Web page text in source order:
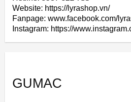
Website: https://lyrashop.vn/
Fanpage: www.facebook.com/
Instagram: https://
GUMAC